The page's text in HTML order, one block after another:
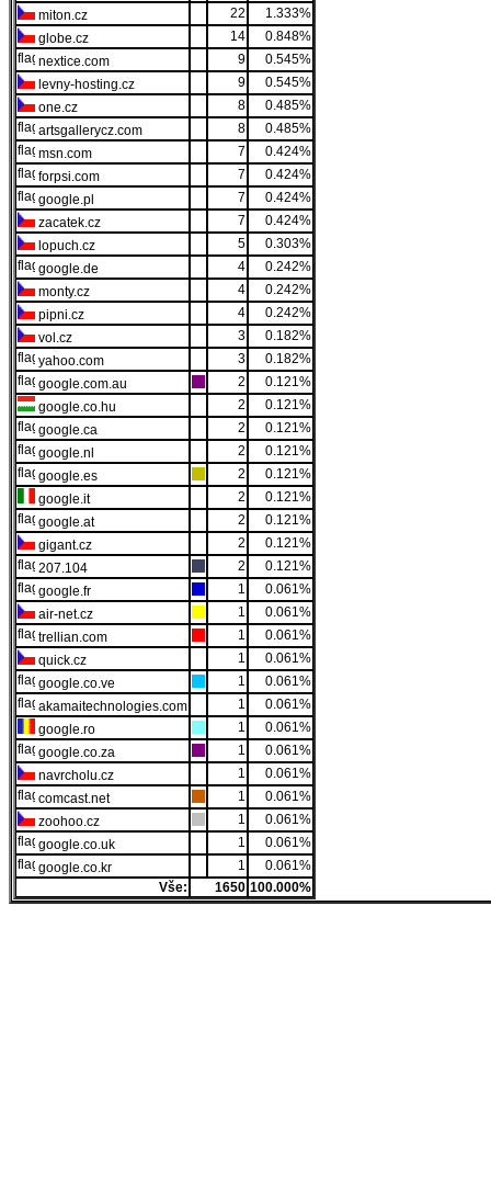
miton.cz
22
1.333%
globe.cz
14
0.848%
nextice.com
9
0.545%
levny-hosting.cz
9
0.545%
one.cz
8
0.485%
artsgallerycz.com
8
0.485%
msn.com
7
0.424%
forpsi.com
7
0.424%
google.pl
7
0.424%
zacatek.cz
7
0.424%
lopuch.cz
5
0.303%
google.de
4
0.242%
monty.cz
4
0.242%
pipni.cz
4
0.242%
vol.cz
3
0.182%
yahoo.com
3
0.182%
google.com.au
2
0.121%
google.co.hu
2
0.121%
google.ca
2
0.121%
google.nl
2
0.121%
google.es
2
0.121%
google.it
2
0.121%
google.at
2
0.121%
gigant.cz
2
0.121%
207.104
2
0.121%
google.fr
1
0.061%
air-net.cz
1
0.061%
trellian.com
1
0.061%
quick.cz
1
0.061%
google.co.ve
1
0.061%
akamaitechnologies.com
1
0.061%
google.ro
1
0.061%
google.co.za
1
0.061%
navrcholu.cz
1
0.061%
comcast.net
1
0.061%
zoohoo.cz
1
0.061%
google.co.uk
1
0.061%
google.co.kr
1
0.061%
Vše:
1650 100.000%